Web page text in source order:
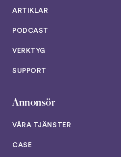
ARTIKLAR
PODCAST
VERKTYG
SUPPORT
Annonsör
VÅRA TJÄNSTER
CASE